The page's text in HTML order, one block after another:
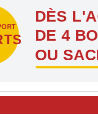
DÈS
DE 4
OU
ou de pointes !